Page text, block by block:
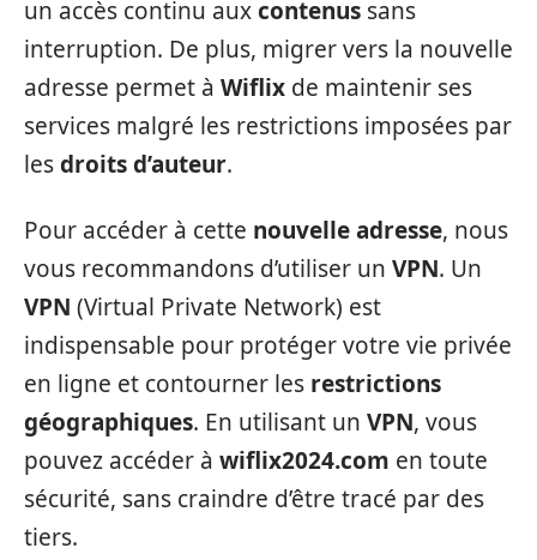
un accès continu auxcontenus sans
interruption. De plus, migrer vers la nouvelle
adresse permet à Wiflix de maintenir ses
services malgré les restrictions imposées par
lesdroits d’auteur.
Pour accéder à cette nouvelle adresse, nous
vous recommandons d’utiliser un VPN. Un
VPN (Virtual Private Network) est
indispensable pour protéger votre vie privée
en ligne et contourner les restrictions
géographiques. En utilisant un VPN, vous
pouvez accéder à wiflix2024.com en toute
sécurité, sans craindre d’être tracé par des
tiers.